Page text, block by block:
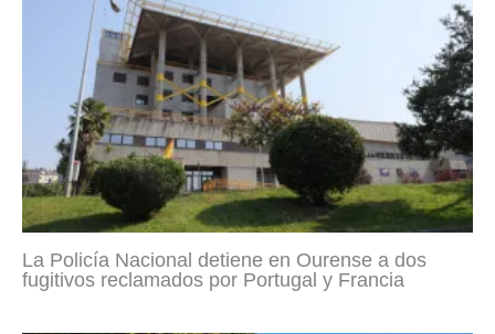
La Policía Nacional detiene en Ourense a dos
fugitivos reclamados por Portugal y Francia